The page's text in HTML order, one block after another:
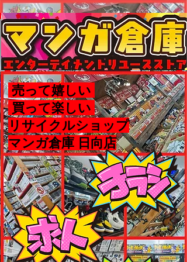
売って嬉しい
買って楽しい
リサイクルショップ
マンガ倉庫 日向店